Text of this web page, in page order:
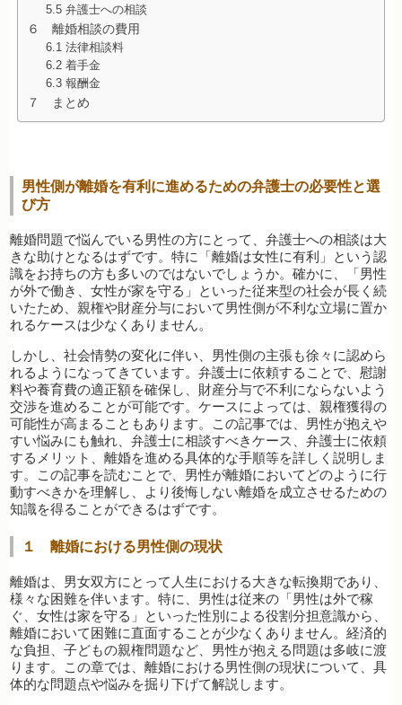
5.5 弁護士への相談
６ 離婚相談の費用
6.1 法律相談料
6.2 着手金
6.3 報酬金
７ まとめ
男性側が離婚を有利に進めるための弁護士の必要性と選
び方
離婚問題で悩んでいる男性の方にとって、弁護士への相談は大
きな助けとなるはずです。特に「離婚は女性に有利」という認
識をお持ちの方も多いのではないでしょうか。確かに、「男性
が外で働き、女性が家を守る」といった従来型の社会が長く続
いたため、親権や財産分与において男性側が不利な立場に置か
れるケースは少なくありません。
しかし、社会情勢の変化に伴い、男性側の主張も徐々に認めら
れるようになってきています。弁護士に依頼することで、慰謝
料や養育費の適正額を確保し、財産分与で不利にならないよう
交渉を進めることが可能です。ケースによっては、親権獲得の
可能性が高まることもあります。この記事では、男性が抱えや
すい悩みにも触れ、弁護士に相談すべきケース、弁護士に依頼
するメリット、離婚を進める具体的な手順等を詳しく説明しま
す。この記事を読むことで、男性が離婚においてどのように行
動すべきかを理解し、より後悔しない離婚を成立させるための
知識を得ることができるはずです。
１ 離婚における男性側の現状
離婚は、男女双方にとって人生における大きな転換期であり、
様々な困難を伴います。特に、男性は従来の「男性は外で稼
ぐ、女性は家を守る」といった性別による役割分担意識から、
離婚において困難に直面することが少なくありません。経済的
な負担、子どもの親権問題など、男性が抱える問題は多岐に渡
ります。この章では、離婚における男性側の現状について、具
体的な問題点や悩みを掘り下げて解説します。